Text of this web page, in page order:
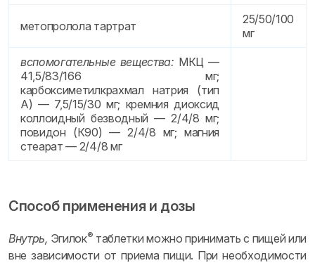
метопролола тартрат
25/50/100
мг
вспомогательные вещества: МКЦ —
41,5/83/166 мг;
карбоксиметилкрахмал натрия (тип
А) — 7,5/15/30 мг; кремния диоксид
коллоидный безводный — 2/4/8 мг;
повидон (К90) — 2/4/8 мг; магния
стеарат — 2/4/8 мг
Способ применения и дозы
Внутрь, Эгилок® таблетки можно принимать с пищей или
вне зависимости от приема пищи. При необходимости